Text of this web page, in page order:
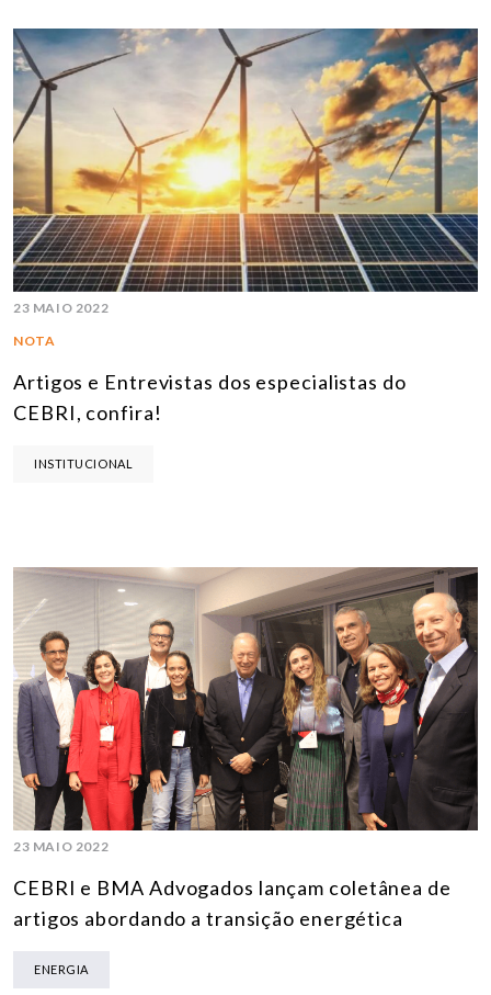
23 MAIO 2022
NOTA
Artigos e Entrevistas dos especialistas do
CEBRI, confira!
INSTITUCIONAL
23 MAIO 2022
CEBRI e BMA Advogados lançam coletânea de
artigos abordando a transição energética
ENERGIA